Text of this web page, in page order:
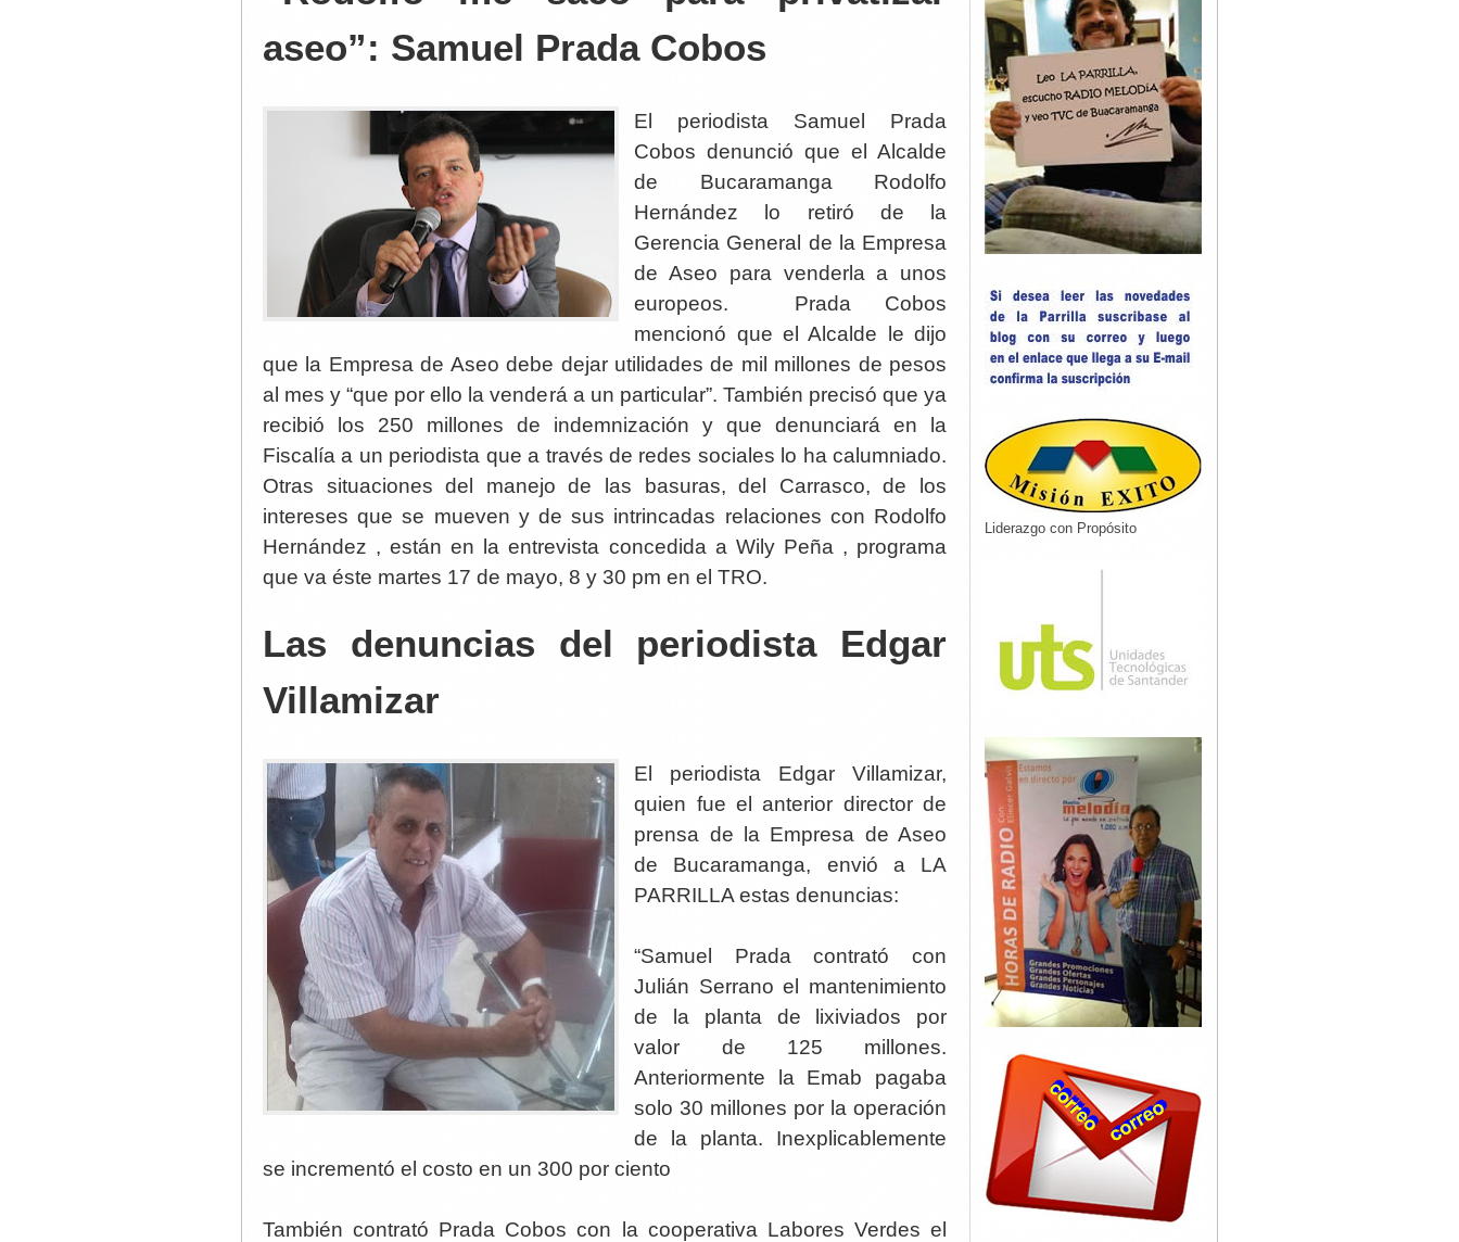
aseo”: Samuel Prada Cobos
El periodista Samuel Prada
Cobos denunció que el Alcalde
de Bucaramanga Rodolfo
Hernández lo retiró de la
Gerencia General de la Empresa
de Aseo para venderla a unos
europeos. Prada Cobos
mencionó que el Alcalde le dijo
que la Empresa de Aseo debe dejar utilidades de mil millones de pesos
al mes y “que por ello la venderá a un particular”. También precisó que ya
recibió los 250 millones de indemnización y que denunciará en la
Fiscalía a un periodista que a través de redes sociales lo ha calumniado.
Otras situaciones del manejo de las basuras, del Carrasco, de los
intereses que se mueven y de sus intrincadas relaciones con Rodolfo
Hernández , están en la entrevista concedida a Wily Peña , programa
que va éste martes 17 de mayo, 8 y 30 pm en el TRO.
Las denuncias del periodista Edgar
Villamizar
El periodista Edgar Villamizar,
quien fue el anterior director de
prensa de la Empresa de Aseo
de Bucaramanga, envió a LA
PARRILLA estas denuncias:
“Samuel Prada contrató con
Julián Serrano el mantenimiento
de la planta de lixiviados por
valor de 125 millones.
Anteriormente la Emab pagaba
solo 30 millones por la operación
de la planta. Inexplicablemente
se incrementó el costo en un 300 por ciento
También contrató Prada Cobos con la cooperativa Labores Verdes el
Liderazgo con Propósito